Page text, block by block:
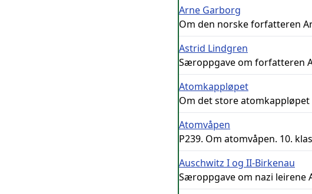
Arne Garborg
Om den norske forfatteren
Astrid Lindgren
Særoppgave om forfatteren
Atomkappløpet
Om det store
Atomvåpen
P239. Om atomvåpen. 10.
Auschwitz I og II-Birkenau
Særoppgave om nazi leirene